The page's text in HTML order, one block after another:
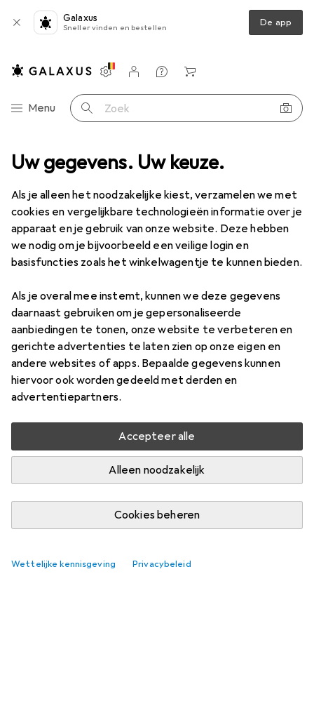
Uw gegevens. Uw keuze.
Als je alleen het noodzakelijke kiest, verzamelen we met
cookies en vergelijkbare technologieën informatie over je
apparaat en je gebruik van onze website. Deze hebben
we nodig om je bijvoorbeeld een veilige login en
basisfuncties zoals het winkelwagentje te kunnen bieden.
Als je overal mee instemt, kunnen we deze gegevens
daarnaast gebruiken om je gepersonaliseerde
aanbiedingen te tonen, onze website te verbeteren en
gerichte advertenties te laten zien op onze eigen en
andere websites of apps. Bepaalde gegevens kunnen
hiervoor ook worden gedeeld met derden en
advertentiepartners.
Accepteer alle
Alleen noodzakelijk
Cookies beheren
Wettelijke kennisgeving Privacybeleid
Galaxus
Sneller vinden en bestellen De app
Categorie navigatie
Menu Zoek op
Instellingen
Klantenaccount
Produktvergelijking
Verlanglijstje
Winkelmandje
Bosch Home & Garden Indego M+ 700
EUR
604,48
Bosch Home & Garden Indego M+ 700
Accessoires voor Bosch Home &
Garden Indego M+ 700
Vind bijpassende accessoires voor de Bosch Home &
Garden Indego M+ 700.
Relevantie
Geen producten gevonden